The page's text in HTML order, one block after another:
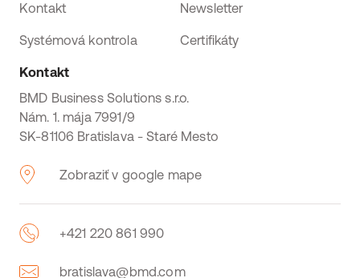
Kontakt
Newsletter
Systémová kontrola Certifikáty
Kontakt
BMD Business Solutions s.r.o.
Nám. 1. mája 7991/9
SK-81106 Bratislava - Staré Mesto
Zobraziť v google mape
+421 220 861 990
bratislava@bmd.com